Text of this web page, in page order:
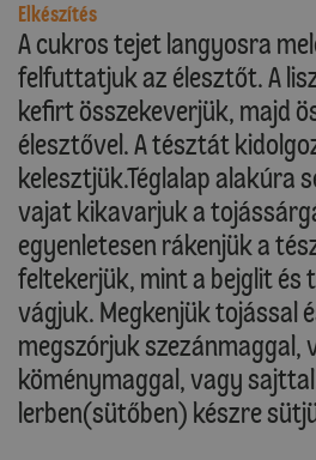
Elkészítés
A cukros tejet langyosra
felfuttatjuk az élesztőt. A
kefirt összekeverjük, majd
élesztővel. A tésztát
kelesztjük.Téglalap alakúra
vajat kikavarjuk a
egyenletesen rákenjük a
feltekerjük, mint a bejglit
vágjuk. Megkenjük tojással
megszórjuk szezánmaggal,
köménymaggal, vagy
lerben(sütőben) készre